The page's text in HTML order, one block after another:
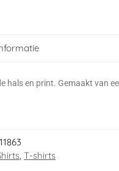
hals en print. Gemaakt van
, T-shirts